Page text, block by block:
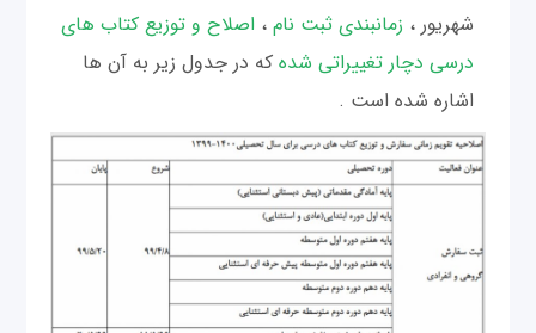
شهریور ، زمانبندی ثبت نام ، اصلاح و توزیع کتاب های
درسی دچار تغییراتی شده که در جدول زیر به آن ها
اشاره شده است .